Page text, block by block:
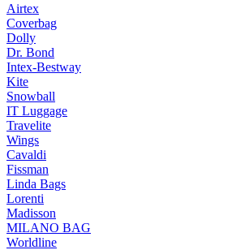
Airtex
Coverbag
Dolly
Dr. Bond
Intex-Bestway
Kite
Snowball
IT Luggage
Travelite
Wings
Cavaldi
Fissman
Linda Bags
Lorenti
Madisson
MILANO BAG
Worldline